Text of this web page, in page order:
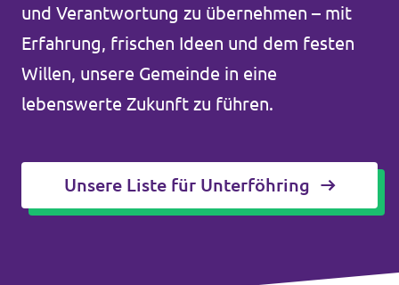
und Verantwortung zu übernehmen – mit
Erfahrung, frischen Ideen und dem festen
Willen, unsere Gemeinde in eine
lebenswerte Zukunft zu führen.
Unsere Liste für Unterföhring